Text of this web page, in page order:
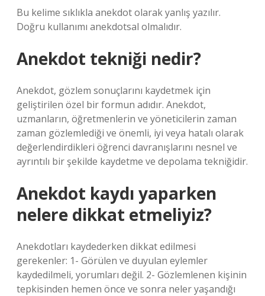
Bu kelime sıklıkla anekdot olarak yanlış yazılır.
Doğru kullanımı anekdotsal olmalıdır.
Anekdot tekniği nedir?
Anekdot, gözlem sonuçlarını kaydetmek için
geliştirilen özel bir formun adıdır. Anekdot,
uzmanların, öğretmenlerin ve yöneticilerin zaman
zaman gözlemlediği ve önemli, iyi veya hatalı olarak
değerlendirdikleri öğrenci davranışlarını nesnel ve
ayrıntılı bir şekilde kaydetme ve depolama tekniğidir.
Anekdot kaydı yaparken
nelere dikkat etmeliyiz?
Anekdotları kaydederken dikkat edilmesi
gerekenler: 1- Görülen ve duyulan eylemler
kaydedilmeli, yorumları değil. 2- Gözlemlenen kişinin
tepkisinden hemen önce ve sonra neler yaşandığı